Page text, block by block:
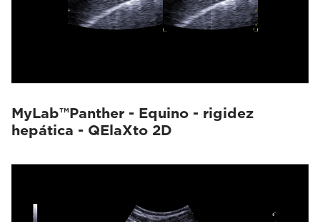
MyLab™Panther - Equino - rigidez
hepática - QElaXto 2D